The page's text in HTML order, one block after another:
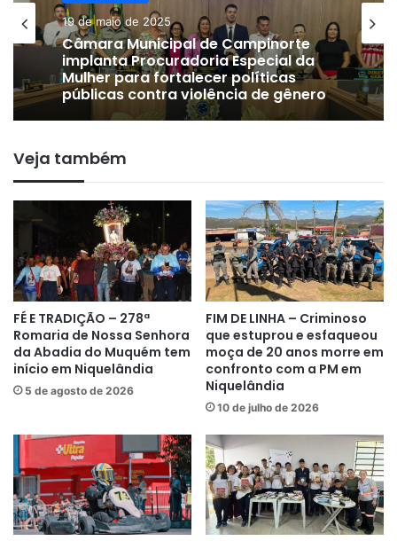
19 de maio de 2025
Câmara Municipal de Campinorte
implanta Procuradoria Especial da
Mulher para fortalecer políticas
públicas contra violência de gênero
Veja também
FÉ E TRADIÇÃO – 278ª
Romaria de Nossa Senhora
da Abadia do Muquém tem
início em Niquelândia
5 de agosto de 2026
FIM DE LINHA – Criminoso
que estuprou e esfaqueou
moça de 20 anos morre em
confronto com a PM em
Niquelândia
10 de julho de 2026